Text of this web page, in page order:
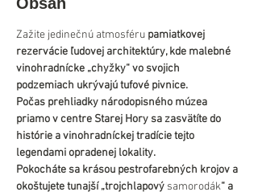
Zažite jedinečnú atmosféru pamiatkovej
rezervácie ľudovej architektúry, kde malebné
vinohradnícke „chyžky“ vo svojich
podzemiach ukrývajú tufové pivnice.
Počas prehliadky národopisného múzea
priamo v centre Starej Hory sa zasvätíte do
histórie a vinohradníckej tradície tejto
legendami opradenej lokality.
Pokocháte sa krásou pestrofarebných krojov a
okoštujete tunajší „trojchlapový samorodák“ a